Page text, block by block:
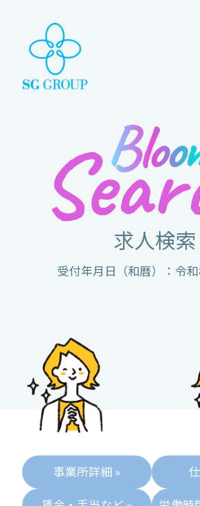
求人検索
事業所詳細 »
受付年月日（和暦）：令